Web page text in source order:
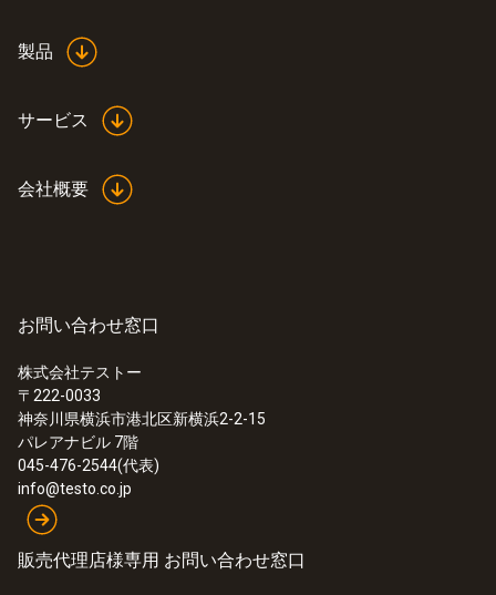
製品
サービス
会社概要
お問い合わせ窓口
株式会社テストー
〒222-0033
神奈川県横浜市港北区新横浜2-2-15
パレアナビル 7階
045-476-2544(代表)
info@testo.co.jp
販売代理店様専用 お問い合わせ窓口